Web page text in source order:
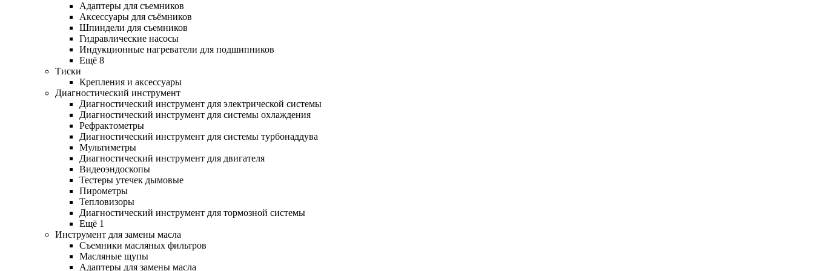
Адаптеры для съемников
Аксессуары для съёмников
Шпиндели для съемников
Гидравлические насосы
Индукционные нагреватели для подшипников
Ещё 8
Тиски
Крепления и аксессуары
Диагностический инструмент
Диагностический инструмент для электрической системы
Диагностический инструмент для системы охлаждения
Рефрактометры
Диагностический инструмент для системы турбонаддува
Мультиметры
Диагностический инструмент для двигателя
Видеоэндоскопы
Тестеры утечек дымовые
Пирометры
Тепловизоры
Диагностический инструмент для тормозной системы
Ещё 1
Инструмент для замены масла
Съемники масляных фильтров
Масляные щупы
Адаптеры для замены масла